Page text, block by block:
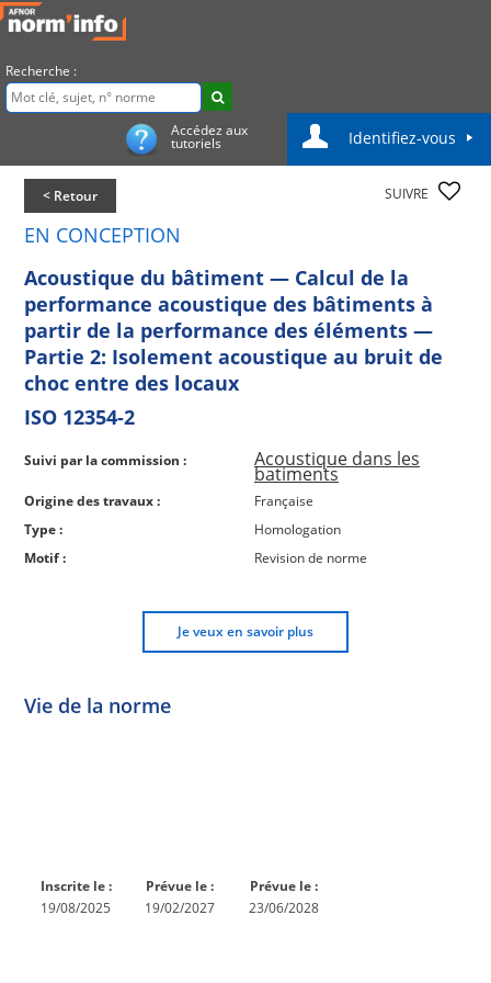
Recherche :
Accédez aux
tutoriels Identifiez-vous
< Retour SUIVRE
EN CONCEPTION
Acoustique du bâtiment — Calcul de la
performance acoustique des bâtiments à
partir de la performance des éléments —
Partie 2: Isolement acoustique au bruit de
choc entre des locaux
ISO 12354-2
Suivi par la commission : Acoustique dans les
batiments
Origine des travaux :
Française
Type :
Homologation
Motif :
Revision de norme
Je veux en savoir plus
Vie de la norme
Inscrite le :
19/08/2025
Prévue le :
19/02/2027
Prévue le :
23/06/2028